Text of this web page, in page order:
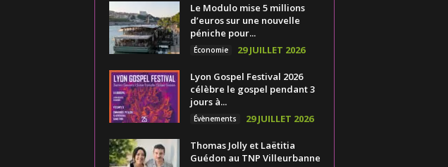
Le Modulo mise 5 millions
d’euros sur une nouvelle
péniche pour...
Économie 29 JUILLET 2026
Lyon Gospel Festival 2026
célèbre le gospel pendant 3
jours à...
Évènements 29 JUILLET 2026
Thomas Jolly et Laëtitia
Guédon au TNP Villeurbanne